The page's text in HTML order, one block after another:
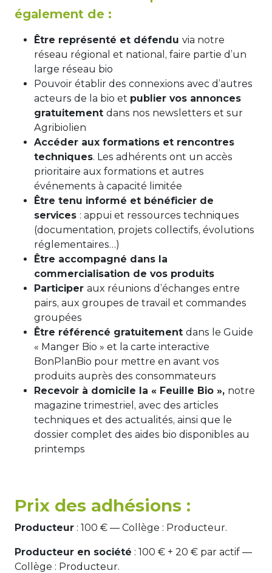
également de :
Être représenté et défendu via notre
réseau régional et national, faire partie d’un
large réseau bio
Pouvoir établir des connexions avec d’autres
acteurs de la bio et publier vos annonces
gratuitement dans nos newsletters et sur
Agribiolien
Accéder aux formations et rencontres
techniques. Les adhérents ont un accès
prioritaire aux formations et autres
événements à capacité limitée
Être tenu informé et bénéficier de
services : appui et ressources techniques
(documentation, projets collectifs, évolutions
réglementaires…)
Être accompagné dans la
commercialisation de vos produits
Participer aux réunions d’échanges entre
pairs, aux groupes de travail et commandes
groupées
Être référencé gratuitement dans le Guide
« Manger Bio » et la carte interactive
BonPlanBio pour mettre en avant vos
produits auprès des consommateurs
Recevoir à domicile la « Feuille Bio », notre
magazine trimestriel, avec des articles
techniques et des actualités, ainsi que le
dossier complet des aides bio disponibles au
printemps
Prix des adhésions :
Producteur : 100 € — Collège : Producteur.
Producteur en société : 100 € + 20 € par actif —
Collège : Producteur.